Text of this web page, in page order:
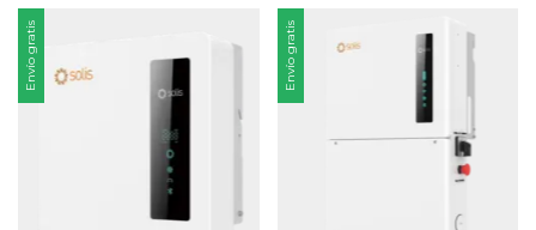
Envío gratis Envío gratis